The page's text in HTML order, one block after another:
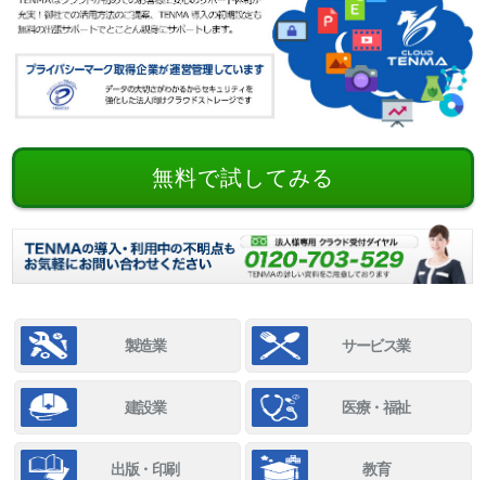
無料で試してみる
製造業 サービス業
建設業 医療・福祉
出版・印刷 教育